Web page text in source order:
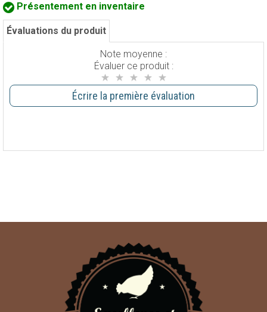
Présentement en inventaire
Évaluations du produit
Note moyenne :
Évaluer ce produit :
Écrire la première évaluation